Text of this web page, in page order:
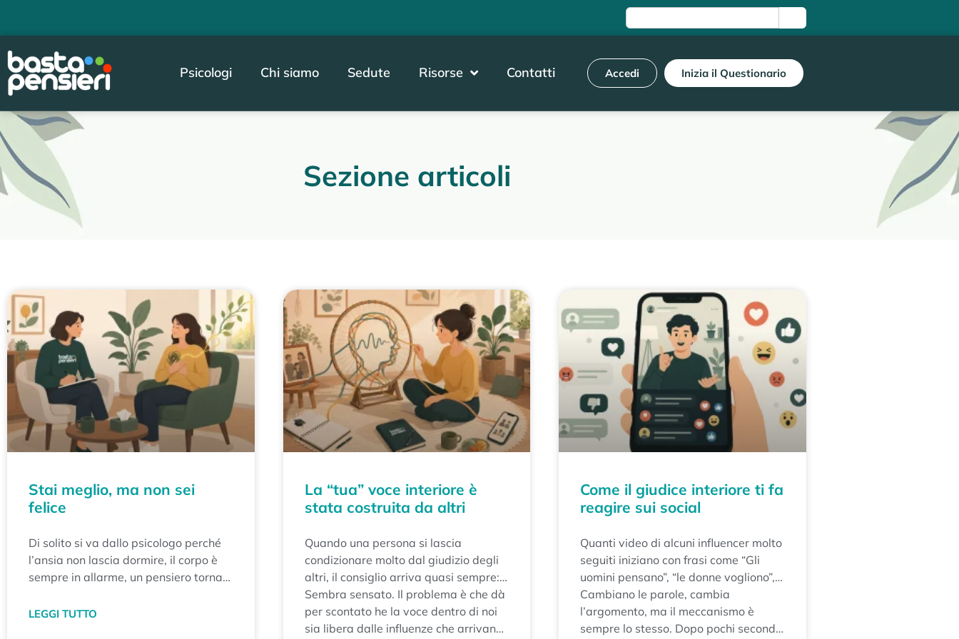
Psicologi Chi siamo Sedute Risorse Contatti Accedi Inizia il Questionario
Sezione articoli
Stai meglio, ma non sei
felice
Di solito si va dallo psicologo perché
l’ansia non lascia dormire, il corpo è
sempre in allarme, un pensiero torna
si è spezzata e non si riesce più a fare
LEGGI TUTTO
La “tua” voce interiore è
stata costruita da altri
Quando una persona si lascia
condizionare molto dal giudizio degli
altri, il consiglio arriva quasi sempre:
«Devi imparare ad ascoltare te
stesso».
Sembra sensato. Il problema è che dà
per scontato he la voce dentro di noi
sia libera dalle influenze che arrivano
Come il giudice interiore ti fa
reagire sui social
Quanti video di alcuni influencer molto
seguiti iniziano con frasi come “Gli
uomini pensano”, “le donne vogliono”,
“chi ha successo fa così”?
Cambiano le parole, cambia
l’argomento, ma il meccanismo è
sempre lo stesso. Dopo pochi secondi